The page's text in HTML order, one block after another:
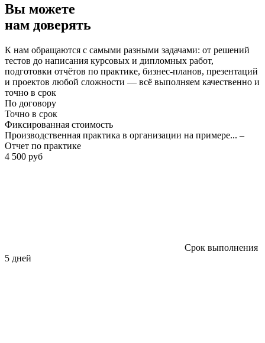
Вы можете
нам доверять
К нам обращаются с самыми разными задачами: от решений
тестов до написания курсовых и дипломных работ,
подготовки отчётов по практике, бизнес-планов, презентаций
и проектов любой сложности — всё выполняем качественно и
точно в срок
По договору
Точно в срок
Фиксированная стоимость
Производственная практика в организации на примере... –
Отчет по практике
4 500 руб
Срок выполнения
5 дней